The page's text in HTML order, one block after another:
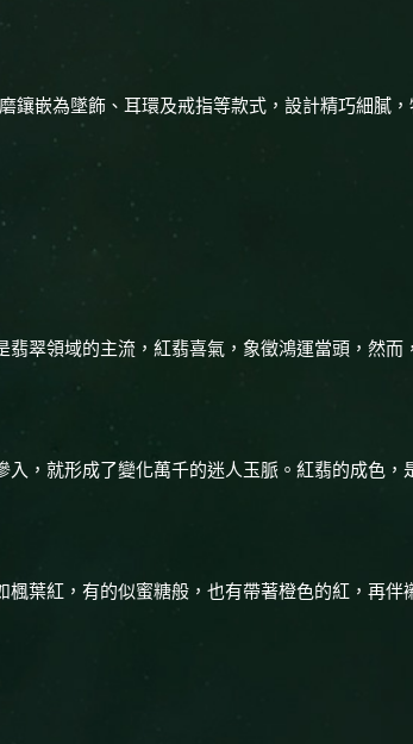
嵌為墜飾、耳環及戒指等款式，設計精巧細膩
翠領域的主流，紅翡喜氣，象徵鴻運當頭，然
，就形成了變化萬千的迷人玉脈。紅翡的成色
葉紅，有的似蜜糖般，也有帶著橙色的紅，再